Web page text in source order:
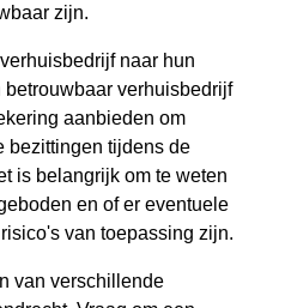
zijn.
naar hun
verhuisbedrijf
aanbieden om
bezittingen tijdens de
is belangrijk om te weten
en of er eventuele
van toepassing zijn.
van verschillende